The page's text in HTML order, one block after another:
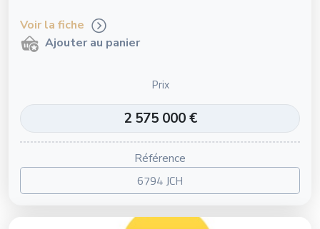
Voir la fiche
Ajouter au panier
Prix
2 575 000 €
Référence
6794 JCH